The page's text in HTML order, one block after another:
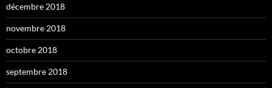
décembre 2018
novembre 2018
octobre 2018
septembre 2018